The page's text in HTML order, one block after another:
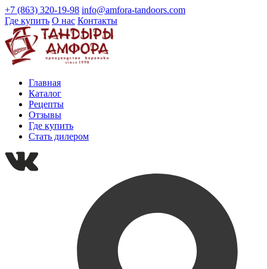
+7 (863) 320-19-98 info@amfora-tandoors.com
Где купить О нас Контакты
Главная
Каталог
Рецепты
Отзывы
Где купить
Стать дилером